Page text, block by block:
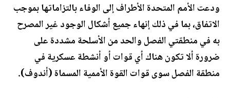
ودعت الأمم المتحدة الأطراف إلى الوفاء بالتزاماتها بموجب
الاتفاق، بما في ذلك إنهاء جميع أشكال الوجود غير المصرح
به في منطقتي الفصل والحد من الأسلحة مشددة على
ضرورة ألا تكون هناك أي قوات أو أنشطة عسكرية في
منطقة الفصل سوى قوات القوة الأممية المسماة (أندوف).